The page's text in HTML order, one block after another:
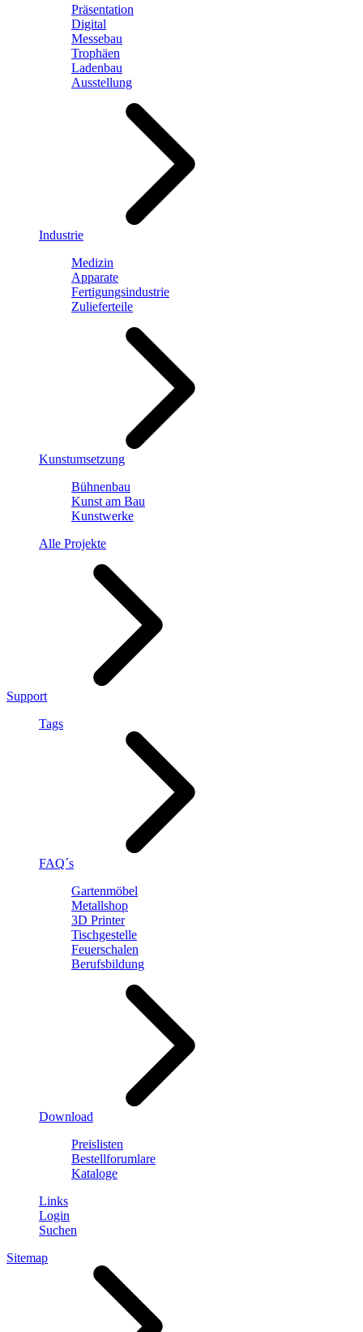
Präsentation
Digital
Messebau
Trophäen
Ladenbau
Ausstellung
Industrie
Medizin
Apparate
Fertigungsindustrie
Zulieferteile
Kunstumsetzung
Bühnenbau
Kunst am Bau
Kunstwerke
Alle Projekte
Support
Tags
FAQ´s
Gartenmöbel
Metallshop
3D Printer
Tischgestelle
Feuerschalen
Berufsbildung
Download
Preislisten
Bestellforumlare
Kataloge
Links
Login
Suchen
Sitemap